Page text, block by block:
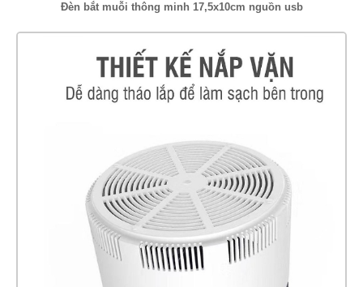
Đèn bắt muỗi thông minh 17,5x10cm nguồn usb